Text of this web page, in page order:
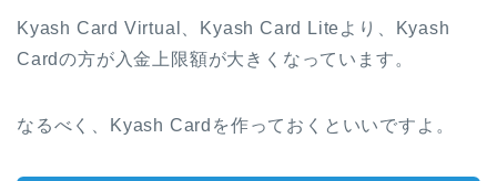
Kyash Card Virtual、Kyash Card Liteより、Kyash
Cardの方が入金上限額が大きくなっています。
なるべく、Kyash Cardを作っておくといいですよ。